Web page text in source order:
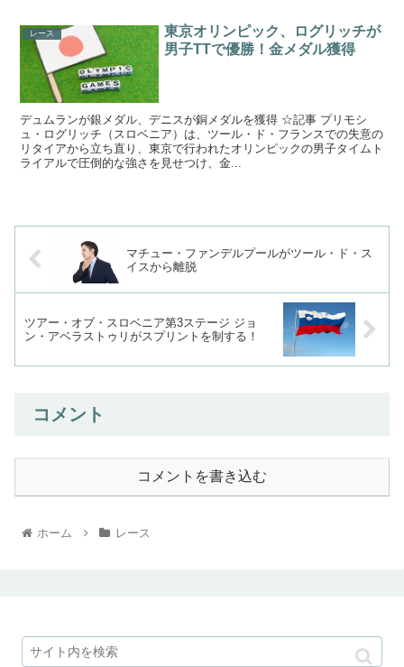
レース
東京オリンピック、ログリッチが
男子TTで優勝！金メダル獲得
デュムランが銀メダル、デニスが銅メダルを獲得 ☆記事 プリモシ
ュ・ログリッチ（スロベニア）は、ツール・ド・フランスでの失意の
リタイアから立ち直り、東京で行われたオリンピックの男子タイムト
ライアルで圧倒的な強さを見せつけ、金...
マチュー・ファンデルプールがツール・ド・ス
イスから離脱
ツアー・オブ・スロベニア第3ステージ ジョ
ン・アベラストゥリがスプリントを制する！
コメント
コメントを書き込む
ホーム レース